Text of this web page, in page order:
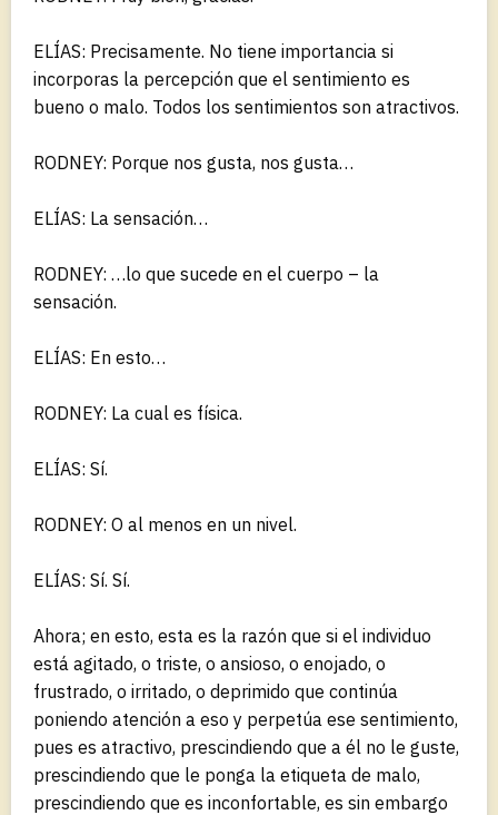
ELÍAS: Precisamente. No tiene importancia si
incorporas la percepción que el sentimiento es
bueno o malo. Todos los sentimientos son atractivos.
RODNEY: Porque nos gusta, nos gusta…
ELÍAS: La sensación…
RODNEY: …lo que sucede en el cuerpo – la
sensación.
ELÍAS: En esto…
RODNEY: La cual es física.
ELÍAS: Sí.
RODNEY: O al menos en un nivel.
ELÍAS: Sí. Sí.
Ahora; en esto, esta es la razón que si el individuo
está agitado, o triste, o ansioso, o enojado, o
frustrado, o irritado, o deprimido que continúa
poniendo atención a eso y perpetúa ese sentimiento,
pues es atractivo, prescindiendo que a él no le guste,
prescindiendo que le ponga la etiqueta de malo,
prescindiendo que es inconfortable, es sin embargo